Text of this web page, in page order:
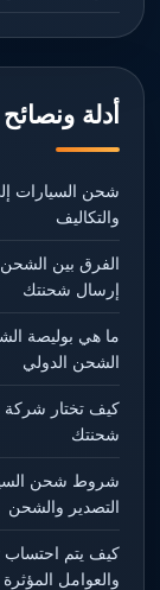
أدلة ونصائح
شحن السيارات
والتكاليف
الفرق بين
إرسال شحنتك
ما هي بوليصة
الشحن الدولي
كيف تختار
شحنتك
شروط شحن
التصدير والشحن
كيف يتم احتساب
والعوامل المؤثرة